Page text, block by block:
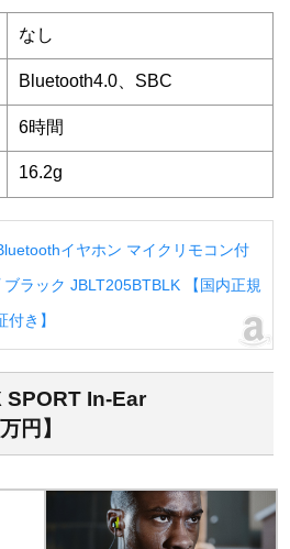
なし
Bluetooth4.0、SBC
6時間
16.2g
イヤホン マイクリモコン付
ラック JBLT205BTBLK 【国内正規
き】
SPORT In-Ear
円】